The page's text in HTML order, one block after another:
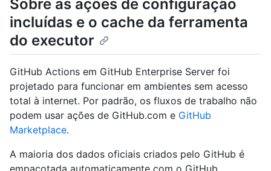
Sobre as ações de configuração
incluídas e o cache da ferramenta
do executor
GitHub Actions em GitHub Enterprise Server foi
projetado para funcionar em ambientes sem acesso
total à internet. Por padrão, os fluxos de trabalho não
podem usar ações de GitHub.com e GitHub
Marketplace.
A maioria dos dados oficiais criados pelo GitHub é